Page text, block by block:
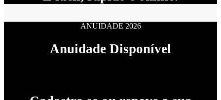
ANUIDADE 2026
Anuidade Disponível